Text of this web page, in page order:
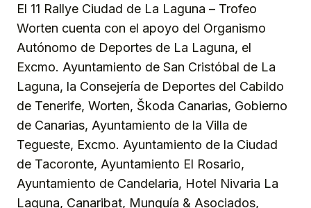
El 11 Rallye Ciudad de La Laguna – Trofeo
Worten cuenta con el apoyo del Organismo
Autónomo de Deportes de La Laguna, el
Excmo. Ayuntamiento de San Cristóbal de La
Laguna, la Consejería de Deportes del Cabildo
de Tenerife, Worten, Škoda Canarias, Gobierno
de Canarias, Ayuntamiento de la Villa de
Tegueste, Excmo. Ayuntamiento de la Ciudad
de Tacoronte, Ayuntamiento El Rosario,
Ayuntamiento de Candelaria, Hotel Nivaria La
Laguna, Canaribat, Munguía & Asociados,